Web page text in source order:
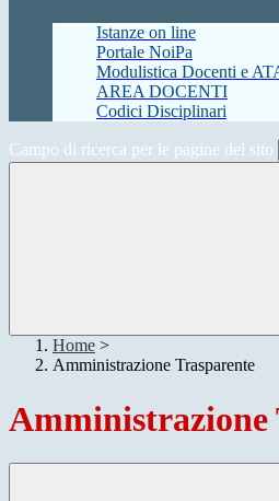
Istanze on line
Portale NoiPa
Modulistica Docenti e
AREA DOCENTI
Codici Disciplinari
Campo di ricerca per le pagine del sito
Home >
Amministrazione Trasparente
Amministrazione